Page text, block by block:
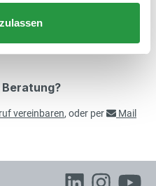
vereinbaren, oder per
Mail